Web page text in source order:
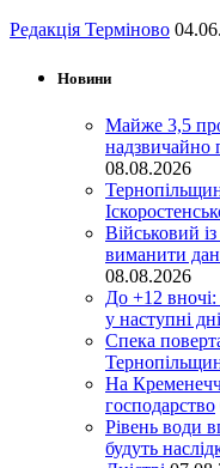
Редакція Терміново
Новини
Майже 3,5
надзвичайно
08.08.2026
Військовий
виманити
08.08.2026
До +12
у наступні дні
Спека
На
господарство
Рівень води
будуть